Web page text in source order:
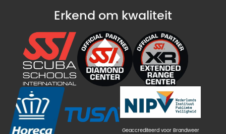
Erkend om kwaliteit
Geaccrediteerd voor Brandweer